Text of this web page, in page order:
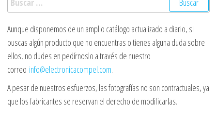
Aunque disponemos de un amplio catálogo actualizado a diario, si
buscas algún producto que no encuentras o tienes alguna duda sobre
ellos, no dudes en pedírnoslo a través de nuestro
correo info@electronicacompel.com.
A pesar de nuestros esfuerzos, las fotografías no son contractuales, ya
que los fabricantes se reservan el derecho de modificarlas.